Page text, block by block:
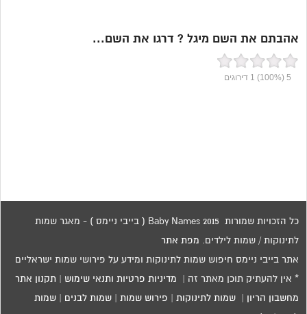
אהבתם את השם מיגל ? דרגו את השם...
5
(100%)
1 דירוגים
כל הזכויות שמורות 2015 Baby Names ( בייבי ניימס ) - מאגר שמות
לתינוקות / שמות לילדים. מפת אתר
אתר בייבי ניימס חיפוש שמות לתינוקות ומידע על פירושי שמות ישראליים
* אין להעתיק תוכן מאתר זה | מדיניות פרטיות ותנאי שימוש תקנון אתר
מחשבון הריון |שמות לתינוקות פירוש שמות |שמות לבנים |שמות